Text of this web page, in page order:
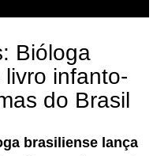
Bióloga
infanto-
do Brasil
brasiliense lança